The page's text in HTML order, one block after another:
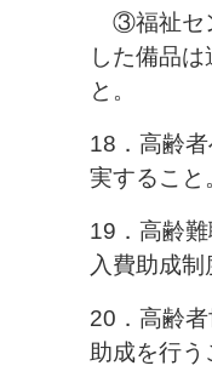
③福祉セ
した備品
と。
18．高齢
実すること
19．高齢
入費助成制
20．高齢
助成を行う